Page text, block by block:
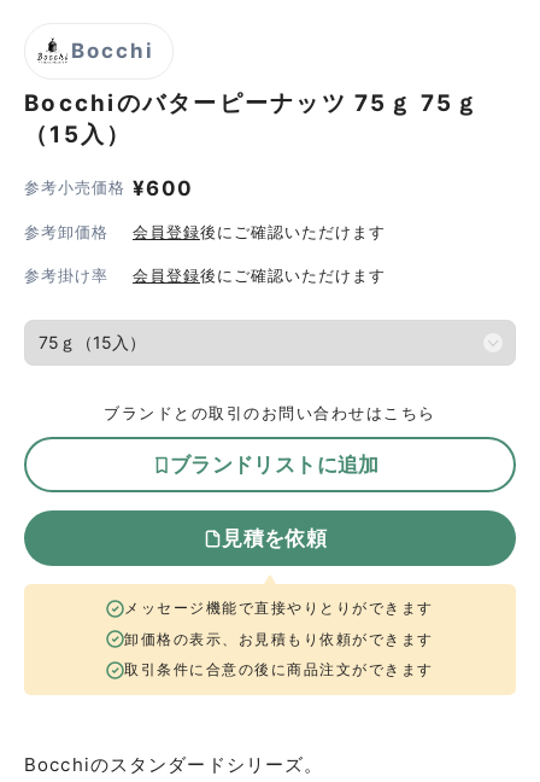
Bocchi
Bocchiのバターピーナッツ 75ｇ 75ｇ
（15入）
参考小売価格 ¥600
参考卸価格 会員登録後にご確認いただけます
参考掛け率 会員登録後にご確認いただけます
ブランドとの取引のお問い合わせはこちら
ブランドリストに追加
見積を依頼
メッセージ機能で直接やりとりができます
卸価格の表示、お見積もり依頼ができます
取引条件に合意の後に商品注文ができます
Bocchiのスタンダードシリーズ。